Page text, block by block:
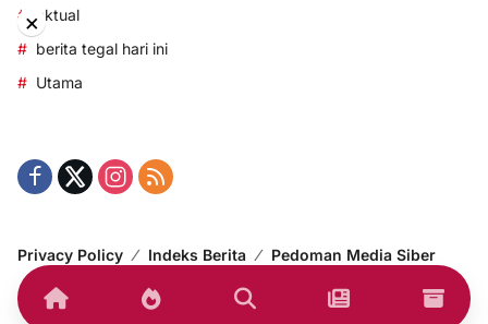
aktual
berita tegal hari ini
Utama
Privacy Policy Indeks Berita Pedoman Media Siber
© 2014-2024 korantegal.com – All right reserved.
×